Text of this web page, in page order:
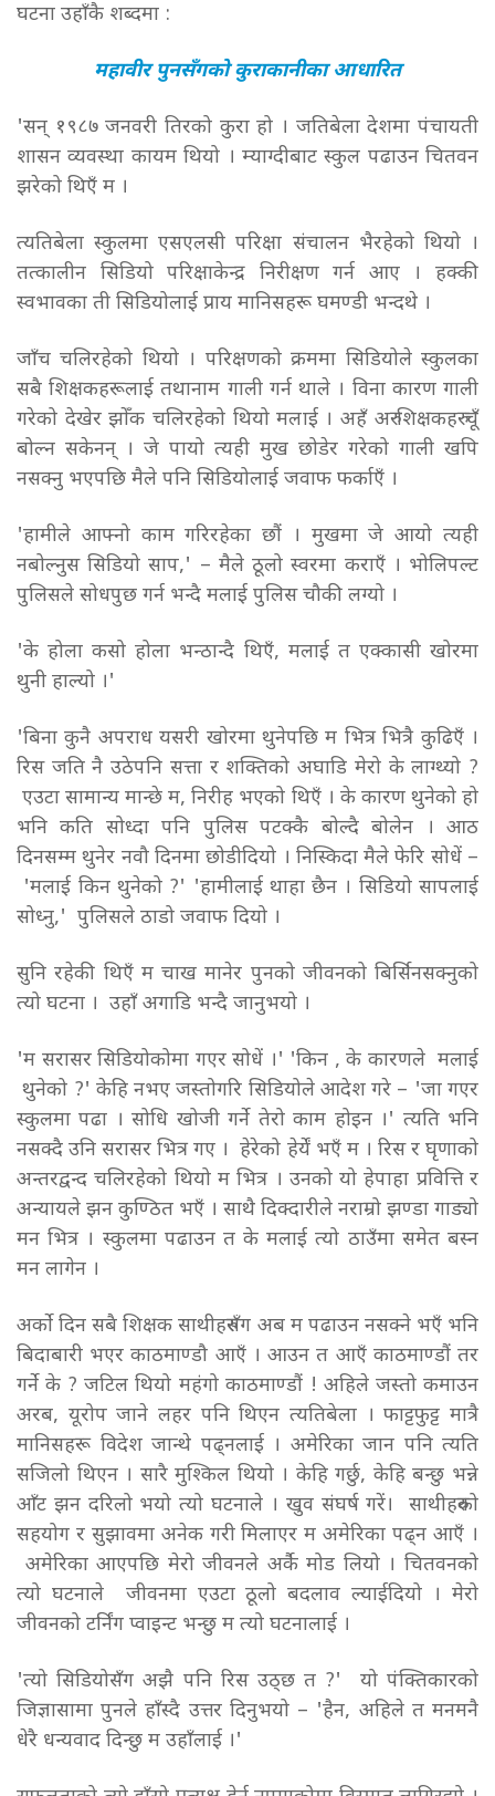
घटना उहाँकै शब्दमा :
महावीर पुनसँगको कुराकानीका आधारित
'सन् १९८७ जनवरी तिरको कुरा हो । जतिबेला देशमा पंचायती
शासन व्यवस्था कायम थियो । म्याग्दीबाट स्कुल पढाउन चितवन
झरेको थिएँ म ।
त्यतिबेला स्कुलमा एसएलसी परिक्षा संचालन भैरहेको थियो ।
तत्कालीन सिडियो परिक्षाकेन्द्र निरीक्षण गर्न आए । हक्की
स्वभावका ती सिडियोलाई प्राय मानिसहरू घमण्डी भन्दथे ।
जाँच चलिरहेको थियो । परिक्षणको क्रममा सिडियोले स्कुलका
सबै शिक्षकहरूलाई तथानाम गाली गर्न थाले । विना कारण गाली
गरेको देखेर झोँक चलिरहेको थियो मलाई । अहँ अरु शिक्षकहरु चूँ
बोल्न सकेनन् । जे पायो त्यही मुख छोडेर गरेको गाली खपि
नसक्नु भएपछि मैले पनि सिडियोलाई जवाफ फर्काएँ ।
'हामीले आफ्नो काम गरिरहेका छौं । मुखमा जे आयो त्यही
नबोल्नुस सिडियो साप,' – मैले ठूलो स्वरमा कराएँ । भोलिपल्ट
पुलिसले सोधपुछ गर्न भन्दै मलाई पुलिस चौकी लग्यो ।
'के होला कसो होला भन्ठान्दै थिएँ, मलाई त एक्कासी खोरमा
थुनी हाल्यो ।'
'बिना कुनै अपराध यसरी खोरमा थुनेपछि म भित्र भित्रै कुढिएँ ।
रिस जति नै उठेपनि सत्ता र शक्तिको अघाडि मेरो के लाग्थ्यो ?
एउटा सामान्य मान्छे म, निरीह भएको थिएँ । के कारण थुनेको हो
भनि कति सोध्दा पनि पुलिस पटक्कै बोल्दै बोलेन । आठ
दिनसम्म थुनेर नवौ दिनमा छोडीदियो । निस्किदा मैले फेरि सोधें –
'मलाई किन थुनेको ?' 'हामीलाई थाहा छैन । सिडियो सापलाई
सोध्नु,' पुलिसले ठाडो जवाफ दियो ।
सुनि रहेकी थिएँ म चाख मानेर पुनको जीवनको बिर्सिनसक्नुको
त्यो घटना । उहाँ अगाडि भन्दै जानुभयो ।
'म सरासर सिडियोकोमा गएर सोधें ।' 'किन , के कारणले मलाई
थुनेको ?' केहि नभए जस्तोगरि सिडियोले आदेश गरे – 'जा गएर
स्कुलमा पढा । सोधि खोजी गर्ने तेरो काम होइन ।' त्यति भनि
नसक्दै उनि सरासर भित्र गए । हेरेको हेर्यें भएँ म । रिस र घृणाको
अन्तरद्वन्द चलिरहेको थियो म भित्र । उनको यो हेपाहा प्रवित्ति र
अन्यायले झन कुण्ठित भएँ । साथै दिक्दारीले नराम्रो झण्डा गाड्यो
मन भित्र । स्कुलमा पढाउन त के मलाई त्यो ठाउँमा समेत बस्न
मन लागेन ।
अर्को दिन सबै शिक्षक साथीहरुसँग अब म पढाउन नसक्ने भएँ भनि
बिदाबारी भएर काठमाण्डौ आएँ ।आउन त आएँ काठमाण्डौं तर
गर्ने के ? जटिल थियो महंगो काठमाण्डौं ! अहिले जस्तो कमाउन
अरब, यूरोप जाने लहर पनि थिएन त्यतिबेला । फाट्टफुट्ट मात्रै
मानिसहरू विदेश जान्थे पढ्नलाई । अमेरिका जान पनि त्यति
सजिलो थिएन । सारै मुश्किल थियो । केहि गर्छु, केहि बन्छु भन्ने
आँट झन दरिलो भयो त्यो घटनाले । खुव संघर्ष गरें। साथीहरुको
सहयोग र सुझावमा अनेक गरी मिलाएर म अमेरिका पढ्न आएँ ।
अमेरिका आएपछि मेरो जीवनले अर्कै मोड लियो । चितवनको
त्यो घटनाले जीवनमा एउटा ठूलो बदलाव ल्याईदियो । मेरो
जीवनको टर्निंग प्वाइन्ट भन्छु म त्यो घटनालाई ।
'त्यो सिडियोसँग अझै पनि रिस उठ्छ त ?' यो पंक्तिकारको
जिज्ञासामा पुनले हाँस्दै उत्तर दिनुभयो – 'हैन, अहिले त मनमनै
धेरै धन्यवाद दिन्छु म उहाँलाई ।'